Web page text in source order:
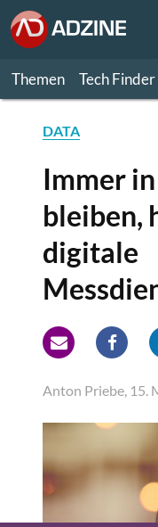
Themen Tech Finder
DATA
Immer
bleiben,
digitale
Anton Priebe, 15.